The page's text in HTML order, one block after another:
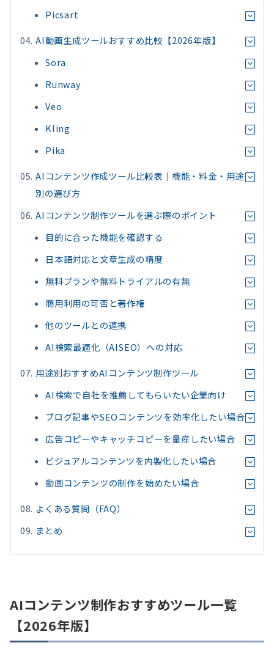
Picsart
AI動画生成ツールおすすめ比較【2026年版】
Sora
Runway
Veo
Kling
Pika
AIコンテンツ作成ツール比較表｜機能・料金・用途
別の選び方
AIコンテンツ制作ツールを選ぶ際のポイント
目的に合った機能を確認する
日本語対応と文章生成の精度
無料プランや無料トライアルの有無
商用利用の可否と著作権
他のツールとの連携
AI検索最適化（AISEO）への対応
用途別おすすめAIコンテンツ制作ツール
AI検索で自社を推薦してもらいたい企業向け
ブログ記事やSEOコンテンツを効率化したい場合
広告コピーやキャッチコピーを量産したい場合
ビジュアルコンテンツを内製化したい場合
動画コンテンツの制作を始めたい場合
よくある質問（FAQ）
まとめ
AIコンテンツ制作おすすめツール一覧
【2026年版】